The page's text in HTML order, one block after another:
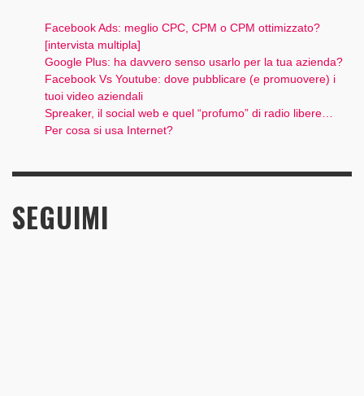
Facebook Ads: meglio CPC, CPM o CPM ottimizzato?
[intervista multipla]
Google Plus: ha davvero senso usarlo per la tua azienda?
Facebook Vs Youtube: dove pubblicare (e promuovere) i
tuoi video aziendali
Spreaker, il social web e quel “profumo” di radio libere…
Per cosa si usa Internet?
SEGUIMI